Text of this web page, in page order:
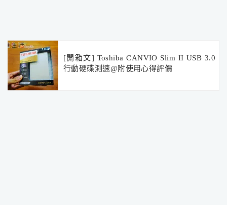
[開箱文] Toshiba CANVIO Slim II USB 3.0
行動硬碟測速@附使用心得評價